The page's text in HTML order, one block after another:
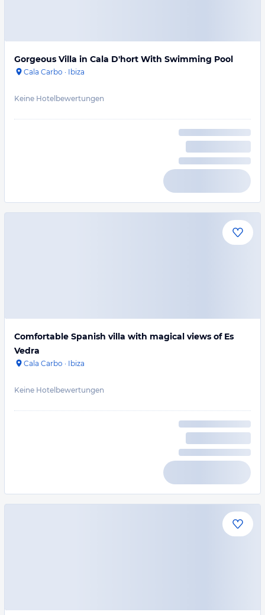
Gorgeous Villa in Cala D'hort With Swimming Pool
Cala Carbo · Ibiza
Keine Hotelbewertungen
Comfortable Spanish villa with magical views of Es
Vedra
Cala Carbo · Ibiza
Keine Hotelbewertungen